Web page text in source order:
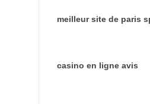
meilleur site de paris
casino en ligne avis